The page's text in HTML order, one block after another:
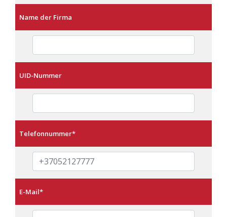
Name der Firma
UID-Nummer
Telefonnummer*
E-Mail*